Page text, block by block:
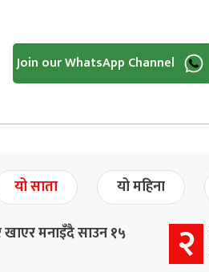
Join our WhatsApp Channel
यो साता यो महिना
मनाइँदै साउन १५ २